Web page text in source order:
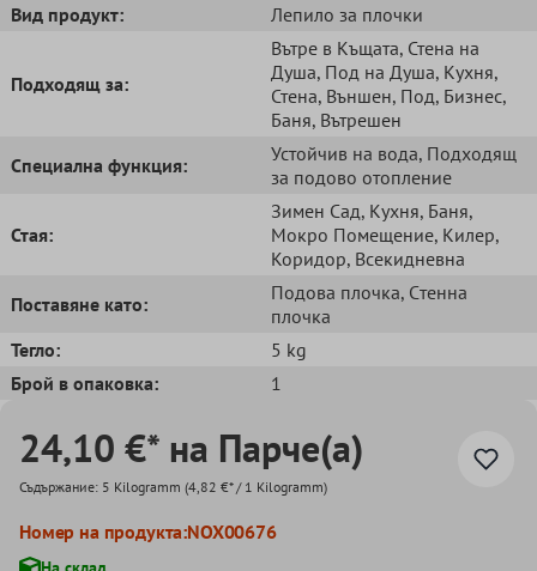
Вид продукт:
Лепило за плочки
Подходящ за:
Вътре в Къщата, Стена на
Душа, Под на Душа, Кухня,
Стена, Външен, Под, Бизнес,
Баня, Вътрешен
Специална функция:
Устойчив на вода, Подходящ
за подово отопление
Стая:
Зимен Сад, Кухня, Баня,
Мокро Помещение, Килер,
Коридор, Всекидневна
Поставяне като:
Подова плочка, Cтенна
плочка
Тегло:
5 kg
Брой в опаковка:
1
24,10 €* на Парче(а)
Съдържание: 5 Kilogramm (4,82 €* / 1 Kilogramm)
Номер на продукта:NOX00676